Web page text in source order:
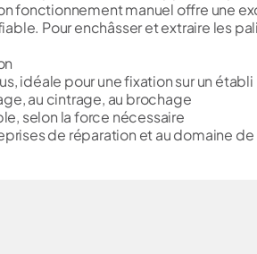
fonctionnement manuel offre une
Pour enchâsser et extraire les
idéale pour une fixation sur un établi
au cintrage, au brochage
selon la force nécessaire
de réparation et au domaine de